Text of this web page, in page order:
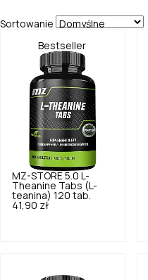
Sortowanie
Bestseller
MZ-STORE 5.0
L-
Theanine Tabs (L-
teanina) 120 tab.
41,90 zł